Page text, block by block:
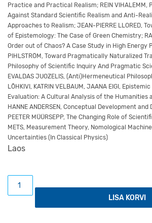
Practice and Practical Realism; REIN VIHALEMM,
Against Standard Scientific Realism and Anti-
Approaches to Realism; JEAN-PIERRE LLORED,
of Epistemology: The Case of Green Chemistry;
Order out of Chaos? A Case Study in High Energy
PIHLSTRÖM, Toward Pragmatically Naturalized
Philosophy of Scientific Inquiry And Pragmatic
EVALDAS JUOZELIS, (Anti)Hermeneutical
LÕHKIVI, KATRIN VELBAUM, JAANA EIGI,
Evaluation: A Cultural Analysis of the Humanities
HANNE ANDERSEN, Conceptual Development
PEETER MÜÜRSEPP, The Changing Role of
METS, Measurement Theory, Nomological
Uncertainties (In Classical Physics)
Laos
Towards a Practical Realist Account
LISA KORVI